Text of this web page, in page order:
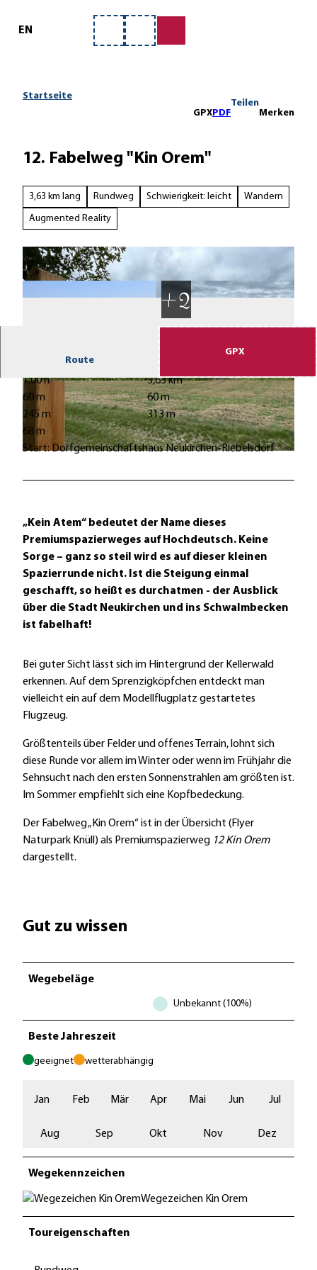
EN
Merkzettel
Suche
Startseite
GPXPDF
Teilen
Merken
12. Fabelweg "Kin Orem"
3,63 km lang Rundweg Schwierigkeit: leicht Wandern
Augmented Reality
© Judith Walz |CC-BY-NC-ND © Björn Diebel | CC-BY
Route
GPX
1:00 h
3,63 km
60 m
60 m
245 m
313 m
68 m
Start: Dorfgemeinschaftshaus Neukirchen-Riebelsdorf
„Kein Atem“ bedeutet der Name dieses
Premiumspazierweges auf Hochdeutsch. Keine
Sorge – ganz so steil wird es auf dieser kleinen
Spazierrunde nicht. Ist die Steigung einmal
geschafft, so heißt es durchatmen - der Ausblick
über die Stadt Neukirchen und ins Schwalmbecken
ist fabelhaft!
Bei guter Sicht lässt sich im Hintergrund der Kellerwald
erkennen. Auf dem Sprenzigköpfchen entdeckt man
vielleicht ein auf dem Modellflugplatz gestartetes
Flugzeug.
Größtenteils über Felder und offenes Terrain, lohnt sich
diese Runde vor allem im Winter oder wenn im Frühjahr die
Sehnsucht nach den ersten Sonnenstrahlen am größten ist.
Im Sommer empfiehlt sich eine Kopfbedeckung.
Der Fabelweg „Kin Orem“ ist in der Übersicht (Flyer
Naturpark Knüll) als Premiumspazierweg 12 Kin Orem
dargestellt.
Gut zu wissen
Wegebeläge
Unbekannt (100%)
Beste Jahreszeit
geeignet wetterabhängig
Jan Feb Mär Apr Mai Jun Jul
Aug Sep Okt Nov Dez
Wegekennzeichen
Wegezeichen Kin Orem
Toureigenschaften